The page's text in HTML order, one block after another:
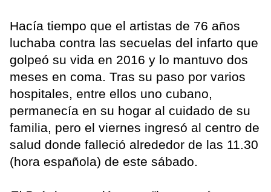
Hacía tiempo que el artistas de 76 años
luchaba contra las secuelas del infarto que
golpeó su vida en 2016 y lo mantuvo dos
meses en coma. Tras su paso por varios
hospitales, entre ellos uno cubano,
permanecía en su hogar al cuidado de su
familia, pero el viernes ingresó al centro de
salud donde falleció alrededor de las 11.30
(hora española) de este sábado.